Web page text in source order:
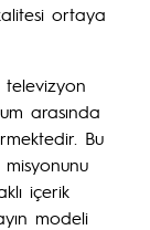
ortaya
televizyon
arasında
Bu
içerik
modeli